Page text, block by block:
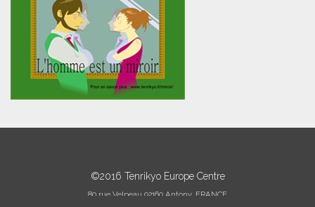
©2016 Tenrikyo Europe Centre
80 rue Velpeau 92160 Antony, FRANCE